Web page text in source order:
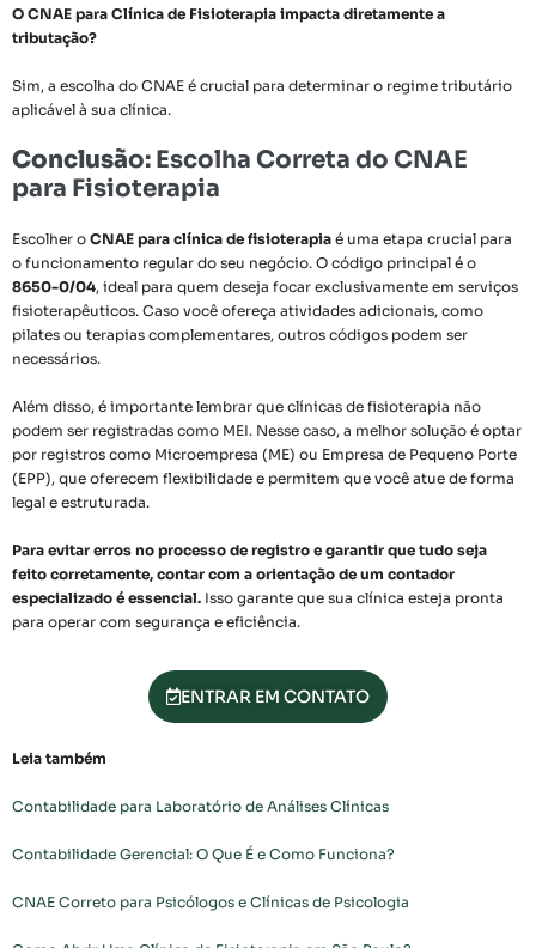
O CNAE para Clínica de Fisioterapia impacta diretamente a
tributação?
Sim, a escolha do CNAE é crucial para determinar o regime tributário
aplicável à sua clínica.
Conclusão: Escolha Correta do CNAE
para Fisioterapia
Escolher o CNAE para clínica de fisioterapia é uma etapa crucial para
o funcionamento regular do seu negócio. O código principal é o
8650-0/04, ideal para quem deseja focar exclusivamente em serviços
fisioterapêuticos. Caso você ofereça atividades adicionais, como
pilates ou terapias complementares, outros códigos podem ser
necessários.
Além disso, é importante lembrar que clínicas de fisioterapia não
podem ser registradas como MEI. Nesse caso, a melhor solução é optar
por registros como Microempresa (ME) ou Empresa de Pequeno Porte
(EPP), que oferecem flexibilidade e permitem que você atue de forma
legal e estruturada.
Para evitar erros no processo de registro e garantir que tudo seja
feito corretamente, contar com a orientação de um contador
especializado é essencial. Isso garante que sua clínica esteja pronta
para operar com segurança e eficiência.
ENTRAR EM CONTATO
Leia também
Contabilidade para Laboratório de Análises Clínicas
Contabilidade Gerencial: O Que É e Como Funciona?
CNAE Correto para Psicólogos e Clínicas de Psicologia